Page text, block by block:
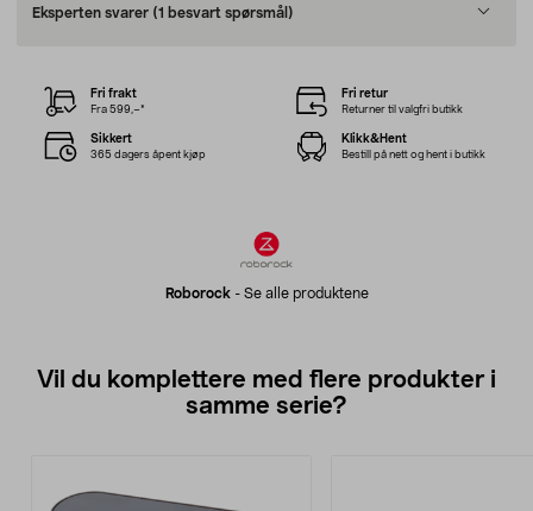
Eksperten svarer (1 besvart spørsmål)
Roborock- Se alle produktene
Fri frakt
Fra 599,–*
Fri retur
Returner til valgfri butikk
Sikkert
365 dagers åpent kjøp
Klikk&Hent
Bestill på nett og hent i butikk
Vil du komplettere med flere produkter i
samme serie?